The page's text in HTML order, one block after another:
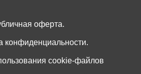
оферта.
конфиденциальности.
cookie-файлов